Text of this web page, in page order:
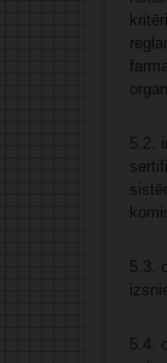
5.2.
5.3.
5.4.